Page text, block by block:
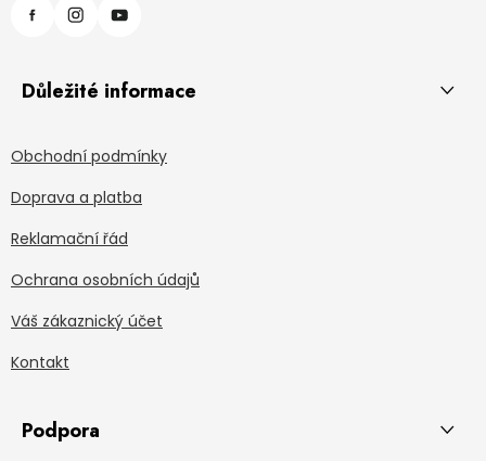
Důležité informace
Obchodní podmínky
Doprava a platba
Reklamační řád
Ochrana osobních údajů
Váš zákaznický účet
Kontakt
Podpora